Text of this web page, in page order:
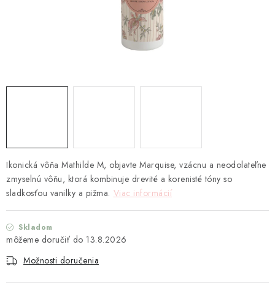
VŠETKY PRODUKTY
ZNAČKY
Ako nakupovať
Podmienky ochrany osobných údajov
Návod na údržbu nábytku
Pravidlá zliav a akcií
Katalógy Moja objednávka
Ikonická vôňa Mathilde M, objavte Marquise, vzácnu a neodolateľne
zmyselnú vôňu, ktorá kombinuje drevité a korenisté tóny so
sladkosťou vanilky a pižma. Viac informácií
Skladom
13.8.2026
Možnosti doručenia